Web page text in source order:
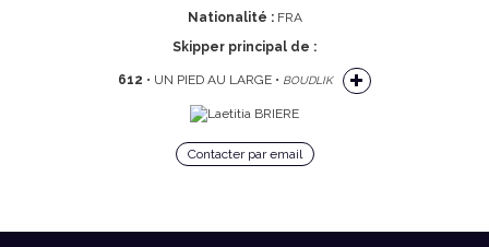
Nationalité :FRA
Skipper principal de :
612 • UN PIED AU LARGE • BOUDLIK
Contacter par email